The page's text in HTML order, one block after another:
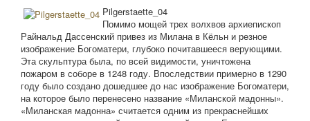
Pilgerstaette_04
Помимо мощей трех волхвов архиепископ
Райнальд Дассенский привез из Милана в Кёльн и резное
изображение Богоматери, глубоко почитавшееся верующими.
Эта скульптура была, по всей видимости, уничтожена
пожаром в соборе в 1248 году. Впоследствии примерно в 1290
году было создано дошедшее до нас изображение Богоматери,
на которое было перенесено название «Миланской мадонны».
«Миланская мадонна» считается одним из прекраснейших